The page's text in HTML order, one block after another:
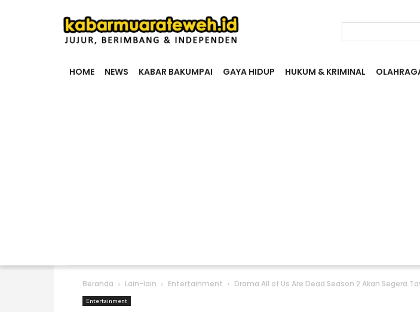
HOME NEWS KABAR BAKUMPAI GAYA HIDUP HUKUM & KRIMINAL
Beranda Lain-lain Entertainment Drama All of Us Are Dead Season 2 Akan Segera
Entertainment